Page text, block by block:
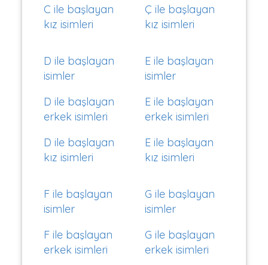
C ile başlayan
kız isimleri
Ç ile başlayan
kız isimleri
D ile başlayan
isimler
D ile başlayan
erkek isimleri
D ile başlayan
kız isimleri
E ile başlayan
isimler
E ile başlayan
erkek isimleri
E ile başlayan
kız isimleri
F ile başlayan
isimler
F ile başlayan
erkek isimleri
G ile başlayan
isimler
G ile başlayan
erkek isimleri